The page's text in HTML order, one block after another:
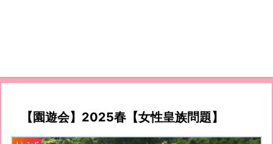
【園遊会】2025春【女性皇族問題】